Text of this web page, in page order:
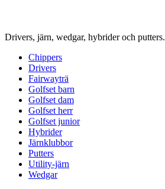
Drivers, järn, wedgar, hybrider och putters.
Chippers
Drivers
Fairwayträ
Golfset barn
Golfset dam
Golfset herr
Golfset junior
Hybrider
Järnklubbor
Putters
Utility-järn
Wedgar